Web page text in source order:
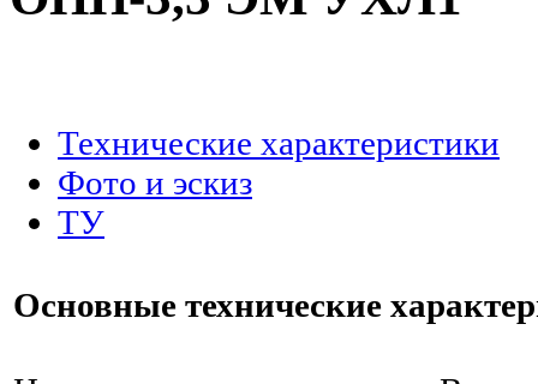
Технические характеристики
Фото и эскиз
ТУ
Основные технические